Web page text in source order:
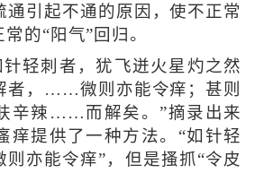
通引起不通的原因，使不正常
的“阳气”回归。
轻刺者，犹飞迸火星灼之然
，……微则亦能令痒；甚则
辛辣……而解矣。”摘录出来
痒提供了一种方法。“如针轻
则亦能令痒”，但是搔抓“令皮